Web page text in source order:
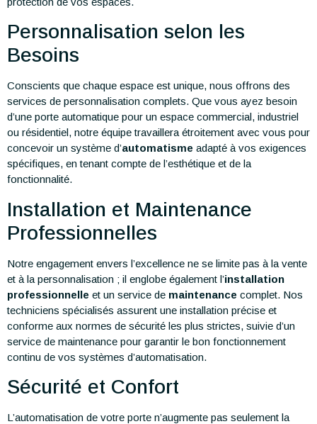
Personnalisation selon les
Besoins
Conscients que chaque espace est unique, nous offrons des
services de personnalisation complets. Que vous ayez besoin
d’une porte automatique pour un espace commercial, industriel
ou résidentiel, notre équipe travaillera étroitement avec vous pour
concevoir un système d’automatisme adapté à vos exigences
spécifiques, en tenant compte de l’esthétique et de la
fonctionnalité.
Installation et Maintenance
Professionnelles
Notre engagement envers l’excellence ne se limite pas à la vente
et à la personnalisation ; il englobe également l’installation
professionnelle et un service de maintenance complet. Nos
techniciens spécialisés assurent une installation précise et
conforme aux normes de sécurité les plus strictes, suivie d’un
service de maintenance pour garantir le bon fonctionnement
continu de vos systèmes d’automatisation.
Sécurité et Confort
L’automatisation de votre porte n’augmente pas seulement la